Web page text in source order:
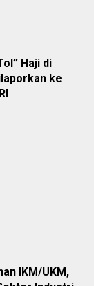
Haji di
ke
IKM/UKM,